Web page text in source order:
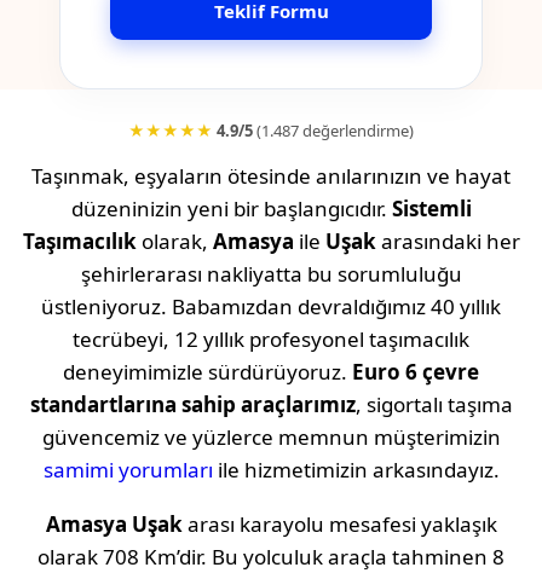
Teklif Formu
★★★★★ 4.9/5(1.487 değerlendirme)
Taşınmak, eşyaların ötesinde anılarınızın ve hayat
düzeninizin yeni bir başlangıcıdır. Sistemli
Taşımacılıkolarak, Amasya ile Uşakarasındaki her
şehirlerarası nakliyatta bu sorumluluğu
üstleniyoruz. Babamızdan devraldığımız 40 yıllık
tecrübeyi, 12 yıllık profesyonel taşımacılık
deneyimimizle sürdürüyoruz. Euro 6 çevre
standartlarına sahip araçlarımız, sigortalı taşıma
güvencemiz ve yüzlerce memnun müşterimizin
samimi yorumları ile hizmetimizin arkasındayız.
Amasya Uşakarası karayolu mesafesi yaklaşık
olarak708 Km’dir. Bu yolculuk araçla tahminen 8